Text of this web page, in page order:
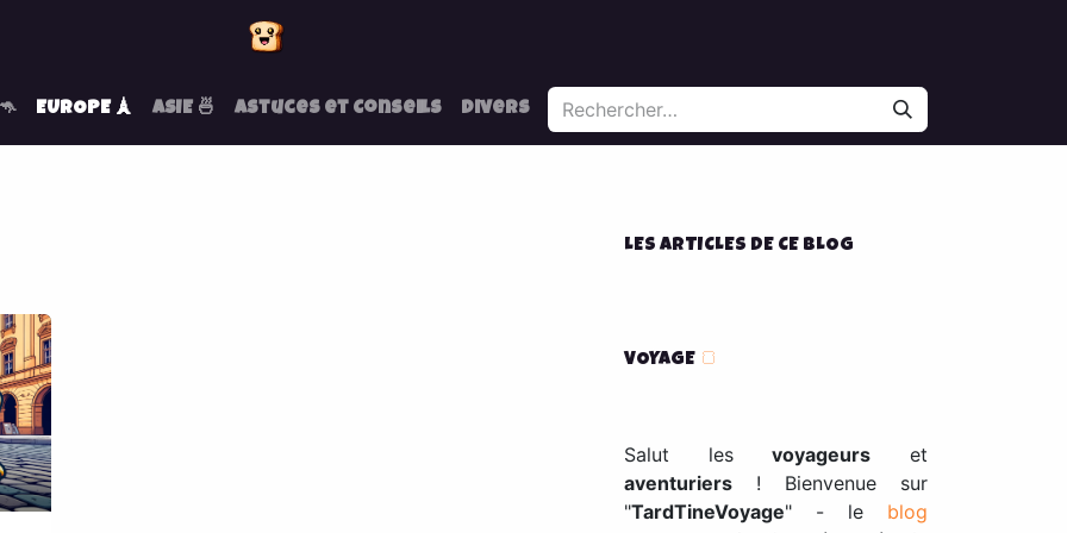
EUROPE 🗼 ASIE 🍜 Astuces et Conseils Divers
LES ARTICLES DE CE BLOG
VOYAGE 🍞
Salut lesvoyageurs et
aventuriers ! Bienvenue sur
"TardTineVoyage" - le blog